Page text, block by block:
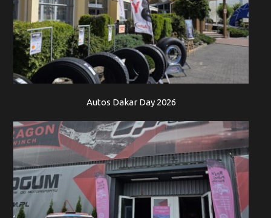
Autos Dakar Day 2026